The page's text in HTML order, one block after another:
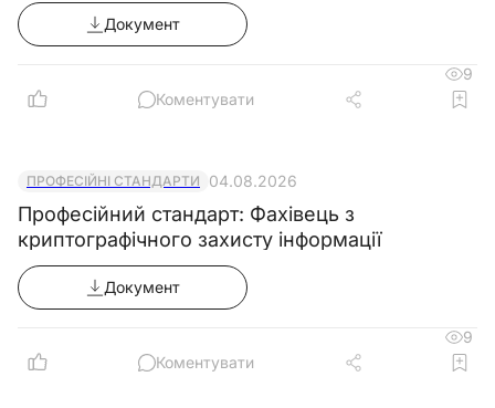
Документ
9
Коментувати
ПРОФЕСІЙНІ СТАНДАРТИ 04.08.2026
Професійний стандарт: Фахівець з
криптографічного захисту інформації
Документ
9
Коментувати